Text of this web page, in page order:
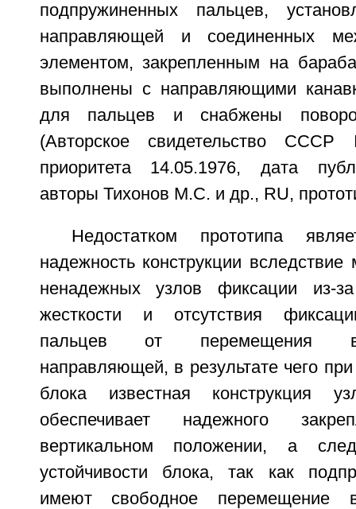
подпружиненных пальцев,
направляющей и соединенных
элементом, закрепленным на
выполнены с направляющими
для пальцев и снабжены
(Авторское свидетельство
приоритета 14.05.1976, дата
авторы Тихонов М.С. и др., RU,
Недостатком прототипа
надежность конструкции
ненадежных узлов фиксации из-
жесткости и отсутствия
пальцев от перемещения
направляющей, в результате чего
блока известная конструкция
обеспечивает надежного
вертикальном положении, а
устойчивости блока, так как
имеют свободное перемещение